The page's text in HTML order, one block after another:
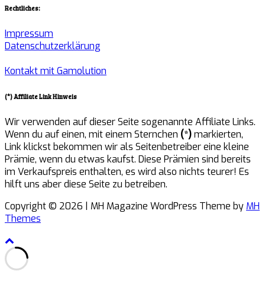
Rechtliches:
Impressum
Datenschutzerklärung
Kontakt mit Gamolution
(*) Affiliate Link Hinweis
Wir verwenden auf dieser Seite sogenannte Affiliate Links.
Wenn du auf einen, mit einem Sternchen (*)markierten,
Link klickst bekommen wir als Seitenbetreiber eine kleine
Prämie, wenn du etwas kaufst. Diese Prämien sind bereits
im Verkaufspreis enthalten, es wird also nichts teurer! Es
hilft uns aber diese Seite zu betreiben.
Copyright © 2026 | MH Magazine WordPress Theme by MH
Themes